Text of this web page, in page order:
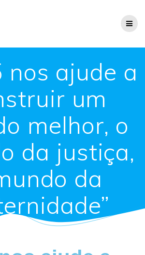
nos ajude a
um
melhor, o
da justiça,
da